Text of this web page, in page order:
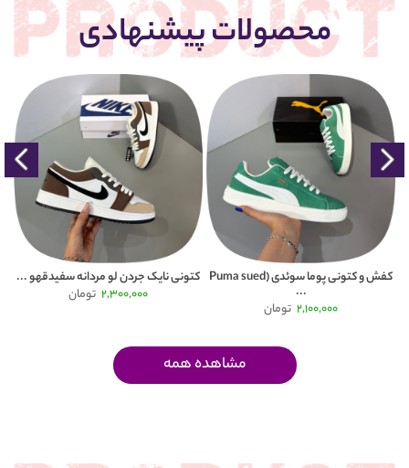
محصولات پیشنهادی
کفش و کتونی پوما سوئدی (Puma sued
...
2,100,000 تومان
کتونی نایک جردن لو مردانه سفیدقهو ...
2,300,000 تومان
مشاهده همه